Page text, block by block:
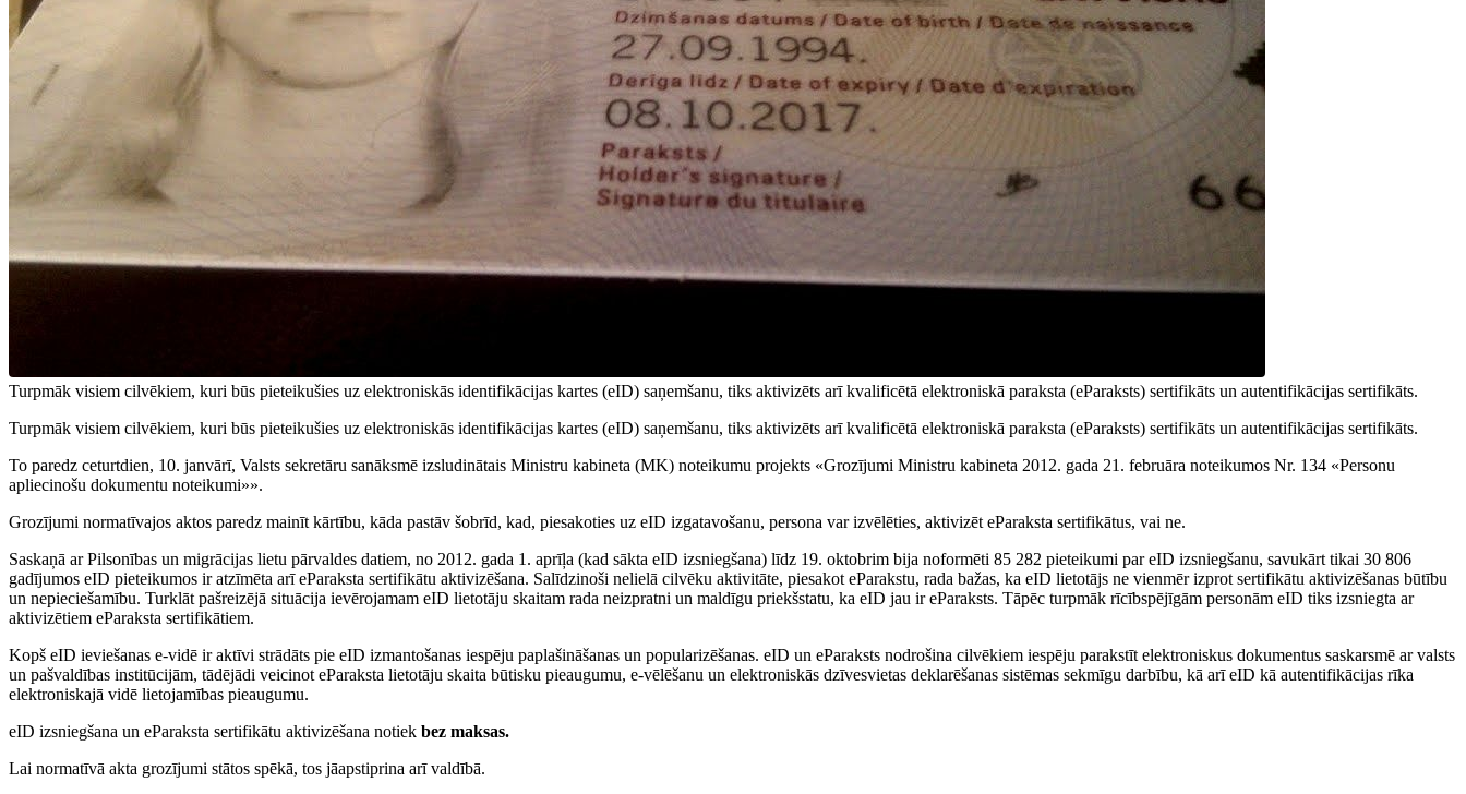
Turpmāk visiem cilvēkiem, kuri būs pieteikušies uz elektroniskās identifikācijas kartes (eID) saņemšanu, tiks aktivizēts arī kvalificētā elektroniskā paraksta (eParaksts) sertifikāts un autentifikācijas sertifikāts.
Turpmāk visiem cilvēkiem, kuri būs pieteikušies uz elektroniskās identifikācijas kartes (eID) saņemšanu, tiks aktivizēts arī kvalificētā elektroniskā paraksta (eParaksts) sertifikāts un autentifikācijas sertifikāts.
To paredz ceturtdien, 10. janvārī, Valsts sekretāru sanāksmē izsludinātais Ministru kabineta (MK) noteikumu projekts «Grozījumi Ministru kabineta 2012. gada 21. februāra noteikumos Nr. 134 «Personu
apliecinošu dokumentu noteikumi»».
Grozījumi normatīvajos aktos paredz mainīt kārtību, kāda pastāv šobrīd, kad, piesakoties uz eID izgatavošanu, persona var izvēlēties, aktivizēt eParaksta sertifikātus, vai ne.
Saskaņā ar Pilsonības un migrācijas lietu pārvaldes datiem, no 2012. gada 1. aprīļa (kad sākta eID izsniegšana) līdz 19. oktobrim bija noformēti 85 282 pieteikumi par eID izsniegšanu, savukārt tikai 30 806
gadījumos eID pieteikumos ir atzīmēta arī eParaksta sertifikātu aktivizēšana. Salīdzinoši nelielā cilvēku aktivitāte, piesakot eParakstu, rada bažas, ka eID lietotājs ne vienmēr izprot sertifikātu aktivizēšanas būtību
un nepieciešamību. Turklāt pašreizējā situācija ievērojamam eID lietotāju skaitam rada neizpratni un maldīgu priekšstatu, ka eID jau ir eParaksts. Tāpēc turpmāk rīcībspējīgām personām eID tiks izsniegta ar
aktivizētiem eParaksta sertifikātiem.
Kopš eID ieviešanas e-vidē ir aktīvi strādāts pie eID izmantošanas iespēju paplašināšanas un popularizēšanas. eID un eParaksts nodrošina cilvēkiem iespēju parakstīt elektroniskus dokumentus saskarsmē ar valsts
un pašvaldības institūcijām, tādējādi veicinot eParaksta lietotāju skaita būtisku pieaugumu, e-vēlēšanu un elektroniskās dzīvesvietas deklarēšanas sistēmas sekmīgu darbību, kā arī eID kā autentifikācijas rīka
elektroniskajā vidē lietojamības pieaugumu.
eID izsniegšana un eParaksta sertifikātu aktivizēšana notiek bez maksas.
Lai normatīvā akta grozījumi stātos spēkā, tos jāapstiprina arī valdībā.